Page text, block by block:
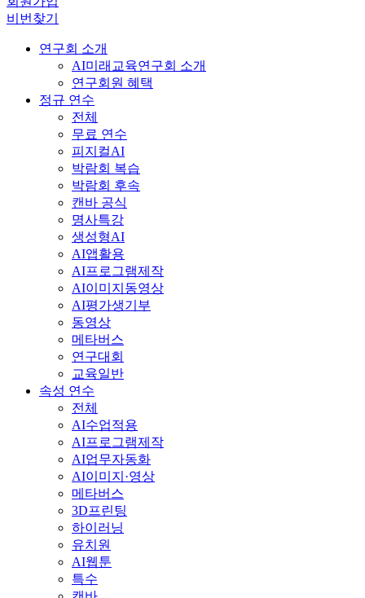
비번찾기
연구회 소개
AI미래교육연구회 소개
연구회원 혜택
정규 연수
전체
무료 연수
피지컬AI
박람회 복습
박람회 후속
캔바 공식
명사특강
생성형AI
AI앱활용
AI프로그램제작
AI이미지동영상
AI평가생기부
동영상
메타버스
연구대회
교육일반
속성 연수
전체
AI수업적용
AI프로그램제작
AI업무자동화
AI이미지·영상
메타버스
3D프린팅
하이러닝
유치원
AI웹툰
특수